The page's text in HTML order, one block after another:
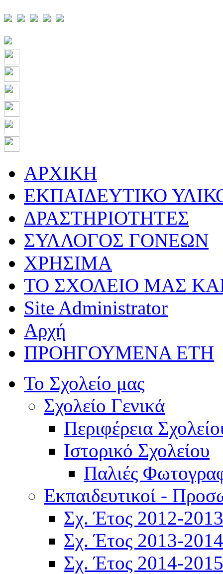
ΑΡΧΙΚΗ
ΕΚΠΑΙΔΕΥΤΙΚΟ
ΔΡΑΣΤΗΡΙΟΤΗΤΕΣ
ΣΥΛΛΟΓΟΣ ΓΟΝΕΩΝ
ΧΡΗΣΙΜΑ
ΤΟ ΣΧΟΛΕΙΟ ΜΑΣ
Site Administrator
Αρχή
ΠΡΟΗΓΟΥΜΕΝΑ ΕΤΗ
Το Σχολείο μας
Σχολείο Γενικά
Περιφέρεια
Ιστορικό Σχολείου
Παλιές
Εκπαιδευτικοί -
Σχ. Έτος 2012-2013
Σχ. Έτος 2013-2014
Σχ. Έτος 2014-2015